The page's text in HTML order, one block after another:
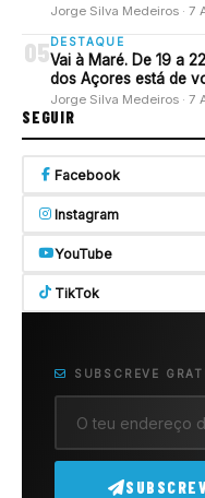
Jorge Silva Medeiros · 7
05 DESTAQUE
Vai à Maré. De 19 a
dos Açores está de
Jorge Silva Medeiros · 7
SEGUIR
Facebook
Instagram
YouTube
TikTok
SUBSCREVE